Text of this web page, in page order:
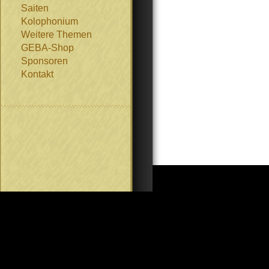
Saiten
Kolophonium
Weitere Themen
GEBA-Shop
Sponsoren
Kontakt